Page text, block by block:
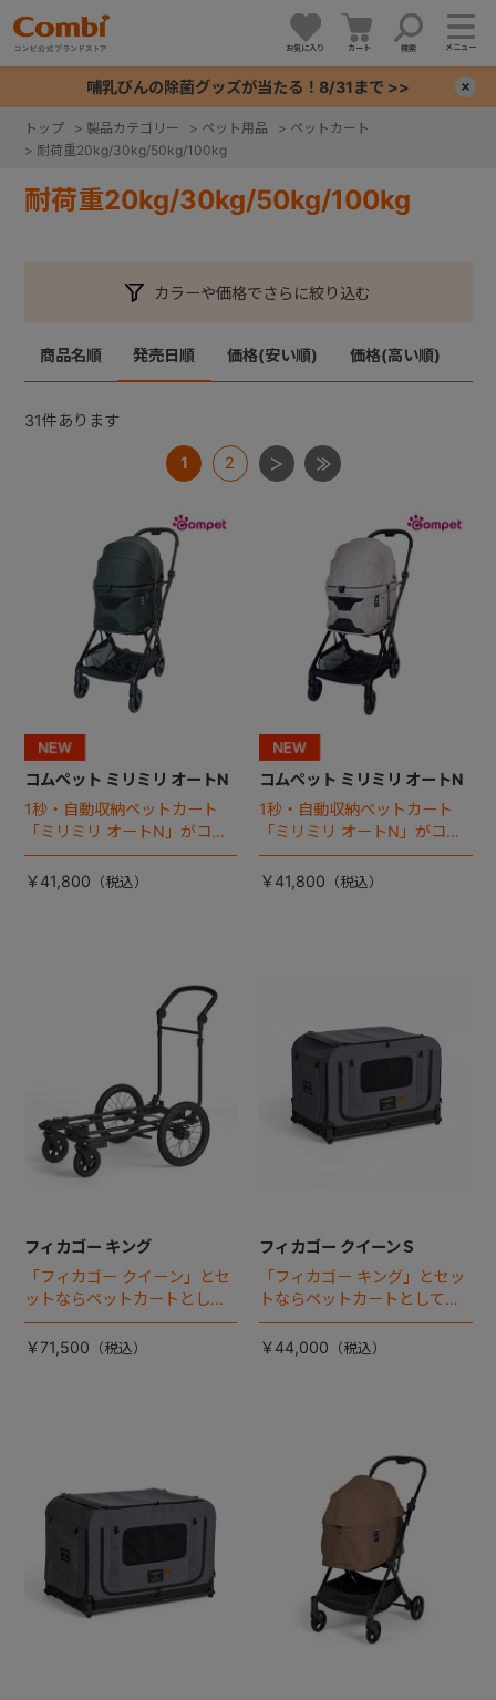
お気に入り カート 検索 メニュー
哺乳びんの除菌グッズが当たる！8/31まで >>
トップ > 製品カテゴリー > ペット用品 > ペットカート
> 耐荷重20kg/30kg/50kg/100kg
耐荷重20kg/30kg/50kg/100kg
カラーや価格でさらに絞り込む
商品名順 発売日順 価格(安い順) 価格(高い順)
31件あります
1 2
コムペット ミリミリ オートN
1秒・自動収納ペットカート
「ミリミリ オートN」がコム
ペットから登場！
￥41,800
コムペット ミリミリ オートN
1秒・自動収納ペットカート
「ミリミリ オートN」がコム
ペットから登場！
￥41,800
フィカゴー キング
「フィカゴー クイーン」とセ
ットならペットカートとして
使える、耐荷重50kgの大型犬
向け車体登場！
￥71,500
フィカゴー クイーンＳ
「フィカゴー キング」とセッ
トならペットカートとしても
使える、耐荷重30㎏の中～大
型犬向けケージが登場！
￥44,000